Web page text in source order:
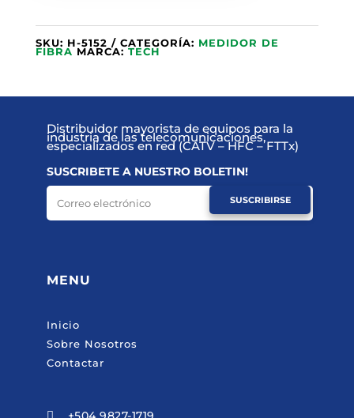
SKU: H-5152 CATEGORÍA: MEDIDOR DE
FIBRA MARCA: TECH
Distribuidor mayorista de equipos para la
industria de las telecomunicaciones,
especializados en red (CATV – HFC – FTTx)
SUSCRIBETE A NUESTRO BOLETIN!
SUSCRIBIRSE
MENU
Inicio
Sobre Nosotros
Contactar